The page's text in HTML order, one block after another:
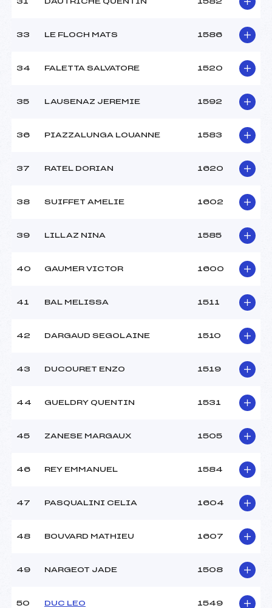
33 LE FLOCH MATS 1586
34 FALETTA SALVATORE 1520
35 LAUSENAZ JEREMIE 1592
36 PIAZZALUNGA LOUANNE 1583
37 RATEL DORIAN 1620
38 SUIFFET AMELIE 1602
39 LILLAZ NINA 1585
40 GAUMER VICTOR 1600
41 BAL MELISSA 1511
42 DARGAUD SEGOLAINE 1510
43 DUCOURET ENZO 1519
44 GUELDRY QUENTIN 1531
45 ZANESE MARGAUX 1505
46 REY EMMANUEL 1584
47 PASQUALINI CELIA 1604
48 BOUVARD MATHIEU 1607
49 NARGEOT JADE 1508
50 DUC LEO 1549